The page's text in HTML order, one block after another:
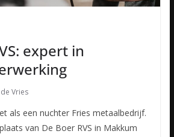
expert in
Vries
als een nuchter Fries metaalbedrijf.
van De Boer RVS in Makkum